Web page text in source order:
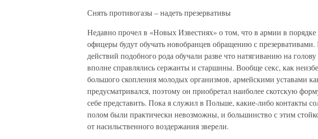
Снять противогазы – надеть презервативы
Недавно прочел в «Новых Известиях» о том, что в армии в
офицеры будут обучать новобранцев обращению с
действий подобного рода обучали разве что натягиванию на
вполне справлялись сержанты и старшины. Вообще секс, как
большого скопления молодых организмов, армейскими уставами
предусматривался, поэтому он приобретал наиболее скотскую
себе представить. Пока я служил в Польше, какие-либо контакты
полом были практически невозможны, и большинство с этим
от насильственного воздержания зверели.